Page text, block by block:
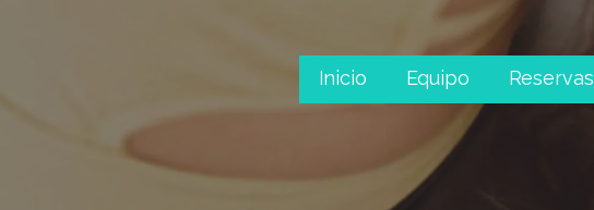
Yin, Prenatal y Yoga con tu bebé
Inicio Equipo Reservas